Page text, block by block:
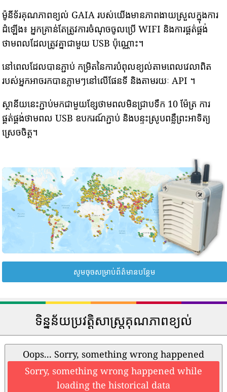
ម៉ូនីទ័រគុណភាពខ្យល់ GAIA របស់យើងមានភាពងាយស្រួលក្នុងការ
ដំឡើង៖ អ្នកគ្រាន់តែត្រូវការចំណុចចូលប្រើ WIFI និងការផ្គត់ផ្គង់
ថាមពលដែលត្រូវគ្នាជាមួយ USB ប៉ុណ្ណោះ។
នៅពេលដែលបានភ្ជាប់ កម្រិតនៃការបំពុលខ្យល់តាមពេលវេលាពិត
របស់អ្នកអាចរកបានភ្លាមៗនៅលើផែនទី និងតាមរយៈ API ។
ស្ថានីយនេះភ្ជាប់មកជាមួយខ្សែថាមពលមិនជ្រាបទឹក 10 ម៉ែត្រ ការ
ផ្គត់ផ្គង់ថាមពល USB ឧបករណ៍ភ្ជាប់ និងបន្ទះស្រូបពន្លឺព្រះអាទិត្យ
ស្រេចចិត្ត។
សូមចុចសម្រាប់ព័ត៌មានបន្ថែម
ទិន្នន័យប្រវត្តិសាស្រ្តគុណភាពខ្យល់
Oops... Sorry, something wrong happened
Sorry, something wrong happened while
loading the historical data